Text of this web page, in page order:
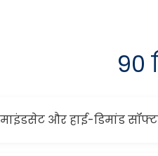
90
माइंडसेट और हाई-डिमांड